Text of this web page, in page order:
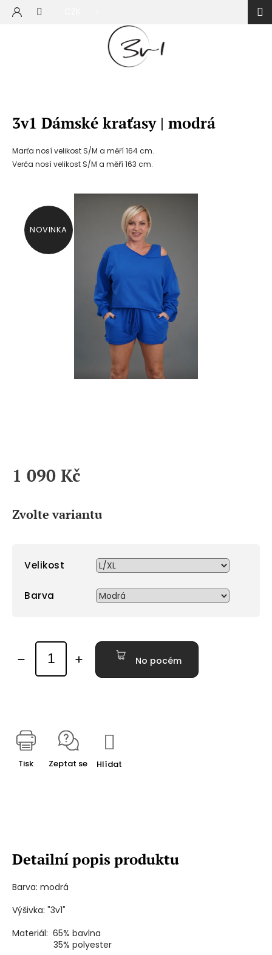
Přejít
3v1 Dámské kraťasy | modrá
Marťa nosí velikost S/M a měří 164 cm.
Verča nosí velikost S/M a měří 163 cm.
NOVINKA
1 090 Kč
Zvolte variantu
Velikost
Barva
No pocém
Tisk Zeptat se Hlídat
Detailní popis produktu
Barva: modrá
Výšivka: "3v1"
Materiál: 65% bavlna
35% polyester